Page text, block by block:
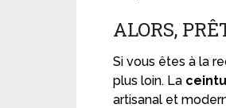
ALORS,
Si vous êtes à la
plus loin. La
artisanal et